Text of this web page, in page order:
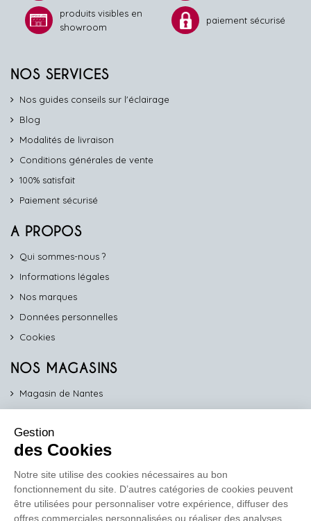
produits visibles en
showroom
paiement sécurisé
NOS SERVICES
Nos guides conseils sur l'éclairage
Blog
Modalités de livraison
Conditions générales de vente
100% satisfait
Paiement sécurisé
A PROPOS
Qui sommes-nous ?
Informations légales
Nos marques
Données personnelles
Cookies
NOS MAGASINS
Magasin de Nantes
Magasin de Vannes
Magasin d'Orléans
COMPTOIR PRO
Gestion
des Cookies
Notre site utilise des cookies nécessaires au bon
fonctionnement du site. D’autres catégories de cookies peuvent
être utilisées pour personnaliser votre expérience, diffuser des
offres commerciales personnalisées ou réaliser des analyses